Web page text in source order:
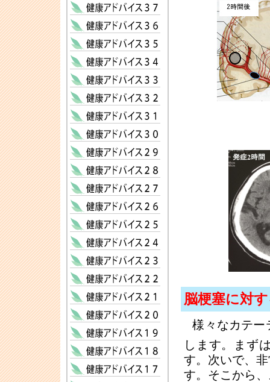
脳梗塞に対
様々なカテー
します。まず
す。次いで、
す。そこから